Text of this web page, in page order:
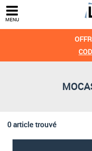
MENU
0 article trouvé
Trier par
Derniers arrivages